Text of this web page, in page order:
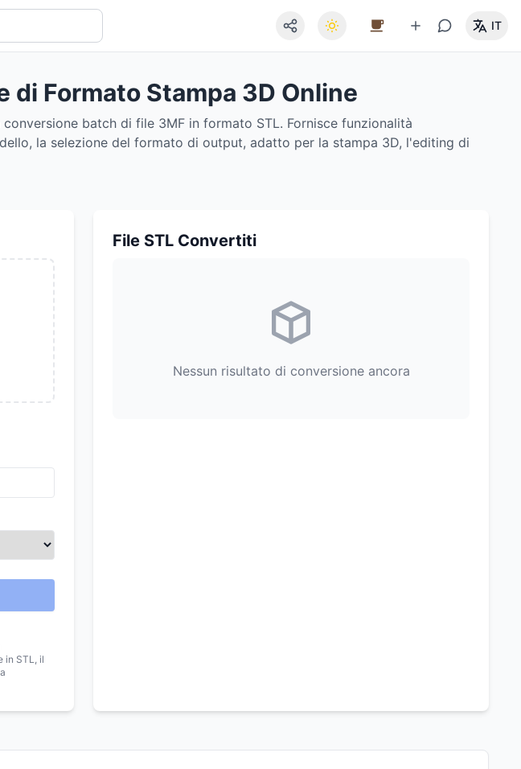
IT
di Formato Stampa 3D Online
batch di file 3MF in formato STL. Fornisce funzionalità
la selezione del formato di output, adatto per la stampa 3D, l'editing di
in STL, il
File STL Convertiti
Nessun risultato di conversione ancora